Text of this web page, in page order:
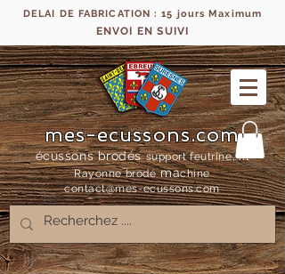
DELAI DE FABRICATION : 15 jours Maximum
ENVOI EN SUIVI
mes-ecussons.com
écussons brodés support feutrine, fil
Rayonne brodémachine
contact@mes-ecussons.com